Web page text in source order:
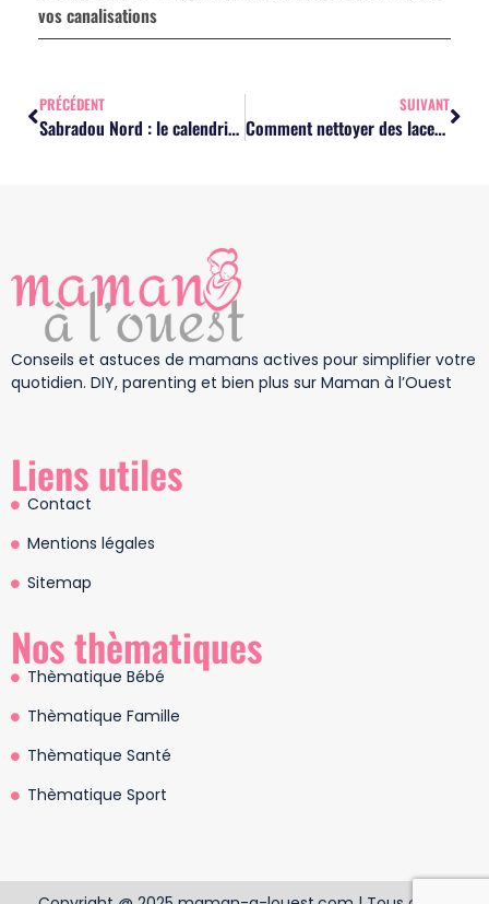
vos canalisations
PRÉCÉDENT
Sabradou Nord : le calendrier des braderies à consulter ce week-end ?
SUIVANT
Comment nettoyer des lacets blancs à la main : le trempage maison efficace
Conseils et astuces de mamans actives pour simplifier votre
quotidien. DIY, parenting et bien plus sur Maman à l’Ouest
Liens utiles
Contact
Mentions légales
Sitemap
Nos thèmatiques
Thèmatique Bébé
Thèmatique Famille
Thèmatique Santé
Thèmatique Sport